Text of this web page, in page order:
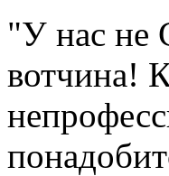
"У нас не
вотчина!